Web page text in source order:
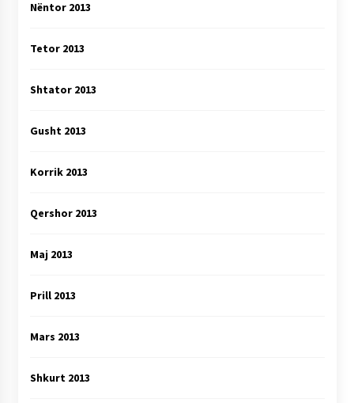
Nëntor 2013
Tetor 2013
Shtator 2013
Gusht 2013
Korrik 2013
Qershor 2013
Maj 2013
Prill 2013
Mars 2013
Shkurt 2013